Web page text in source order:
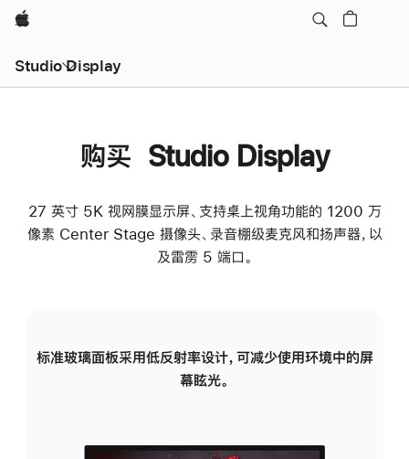
Apple
Studio Display
购买 Studio Display
27 英寸 5K 视网膜显示屏、支持桌上视角功能的 1200 万
像素 Center Stage 摄像头、录音棚级麦克风和扬声器，以
及雷雳 5 端口。
标准玻璃面板采用低反射率设计，可减少使用环境中的屏
幕眩光。